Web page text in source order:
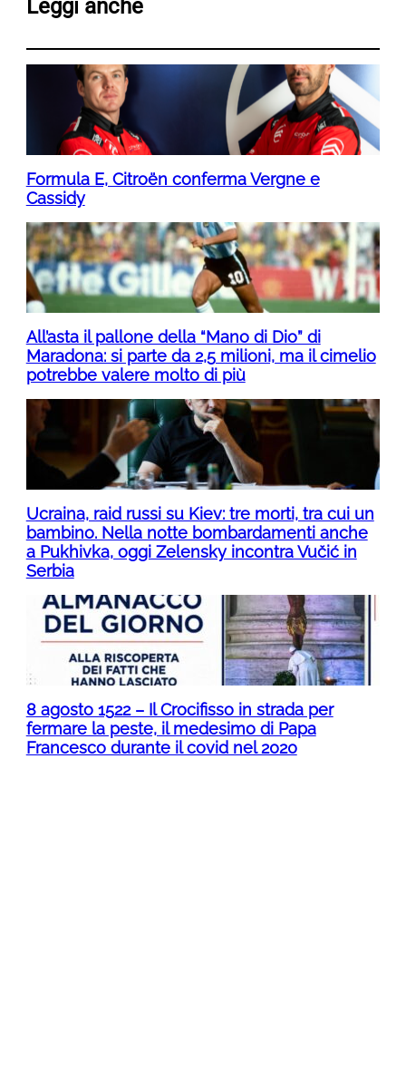
Leggi anche
Formula E, Citroën conferma Vergne e
Cassidy
All’asta il pallone della “Mano di Dio” di
Maradona: si parte da 2,5 milioni, ma il cimelio
potrebbe valere molto di più
Ucraina, raid russi su Kiev: tre morti, tra cui un
bambino. Nella notte bombardamenti anche
a Pukhivka, oggi Zelensky incontra Vučić in
Serbia
8 agosto 1522 – Il Crocifisso in strada per
fermare la peste, il medesimo di Papa
Francesco durante il covid nel 2020